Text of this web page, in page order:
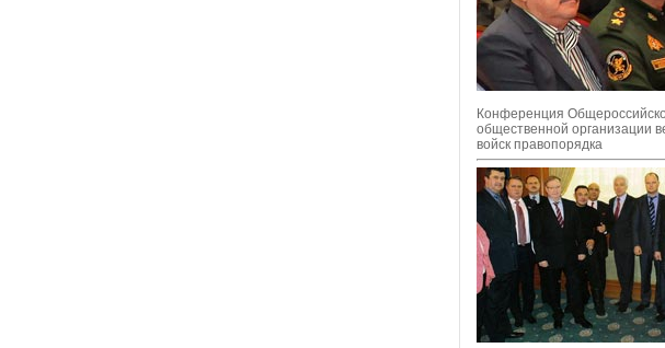
Конференция
общественной организации
войск правопорядка